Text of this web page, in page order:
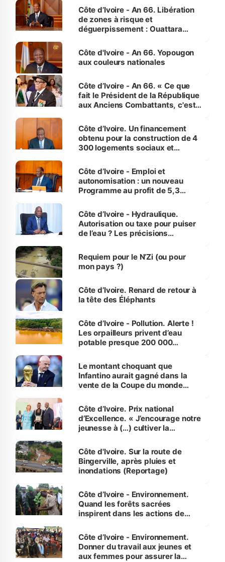
milieu des sinistrés
Côte d’Ivoire - An 66. Libération
de zones à risque et
déguerpissement : Ouattara
l'Etat de droit pour préserver les
vies humaines »
Côte d'Ivoire - An 66. Yopougon
aux couleurs nationales
Côte d’Ivoire - An 66. « Ce que
fait le Président de la République
aux Anciens Combattants, c'est
Côte d’Ivoire. Un financement
obtenu pour la construction de 4
300 logements sociaux et
et Yamoussoukro
Côte d’Ivoire - Emploi et
autonomisation : un nouveau
Programme au profit de 5,3
Côte d’Ivoire - Hydraulique.
Autorisation ou taxe pour puiser
de l’eau ? Les précisions
Requiem pour le N’Zi (ou pour
mon pays ?)
Côte d’Ivoire. Renard de retour à
la tête des Éléphants
Côte d’Ivoire - Pollution. Alerte !
Les orpailleurs privent d’eau
potable presque 200 000
Le montant choquant que
Infantino aurait gagné dans la
vente de la Coupe du monde
Côte d’Ivoire. Prix national
d’Excellence. « J’encourage notre
jeunesse à (…) cultiver la
(Alassane Ouattara
Côte d'Ivoire. Sur la route de
Bingerville, après pluies et
inondations (Reportage)
Côte d’Ivoire - Environnement.
Quand les forêts sacrées
inspirent dans les actions de
Côte d’Ivoire - Environnement.
Donner du travail aux jeunes et
aux femmes pour assurer la